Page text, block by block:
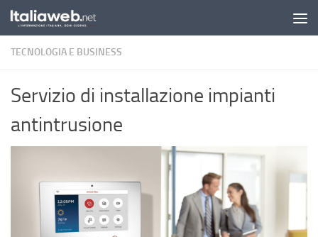
Sotto il contenuto
TECNOLOGIA E BUSINESS
Servizio di installazione impianti
antintrusione